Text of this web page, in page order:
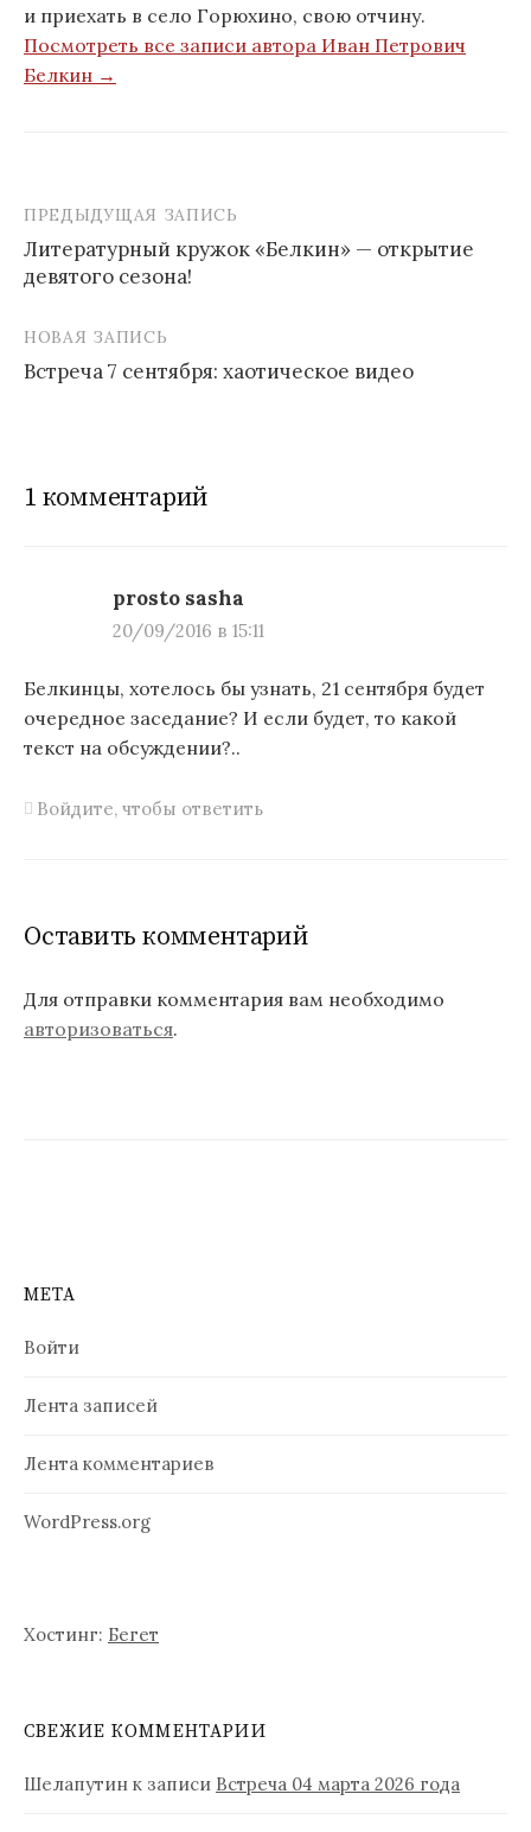
и приехать в село Горюхино, свою отчину.
Посмотреть все записи автора Иван Петрович
Белкин →
Н
а
в
а
о
з
п
я
м
ПРЕДЫДУЩАЯ ЗАПИСЬ
Литературный кружок «Белкин» — открытие
девятого сезона!
НОВАЯ ЗАПИСЬ
Встреча 7 сентября: хаотическое видео
1 комментарий
prosto sasha
20/09/2016 в 15:11
Белкинцы, хотелось бы узнать, 21 сентября будет
очередное заседание? И если будет, то какой
текст на обсуждении?..
Войдите, чтобы ответить
Оставить комментарий
Для отправки комментария вам необходимо
авторизоваться.
МЕТА
Войти
Лента записей
Лента комментариев
WordPress.org
Хостинг: Бегет
СВЕЖИЕ КОММЕНТАРИИ
Шелапутин к записи Встреча 04 марта 2026 года